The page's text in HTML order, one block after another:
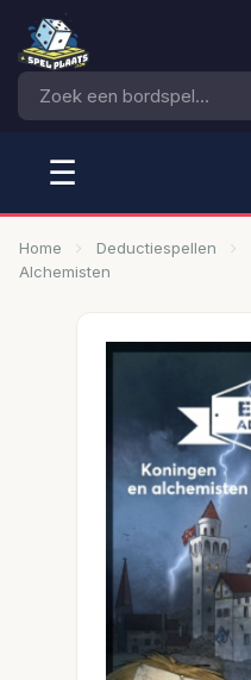
☰
Home Deductiespellen
Alchemisten